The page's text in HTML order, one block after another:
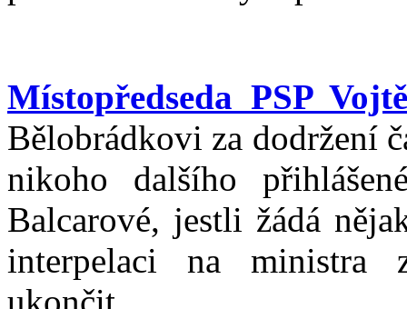
Místopředseda PSP
Bělobrádkovi za dodržení
nikoho dalšího
Balcarové, jestli žádá
interpelaci na ministra
ukončit.